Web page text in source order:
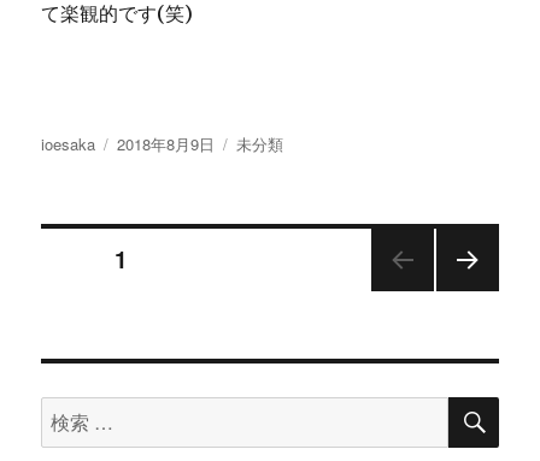
て楽観的です(笑)
投
ioesaka
投
2018年8月9日
カ
リ
未分類
ナ
ビ
ページ1
検
索
検